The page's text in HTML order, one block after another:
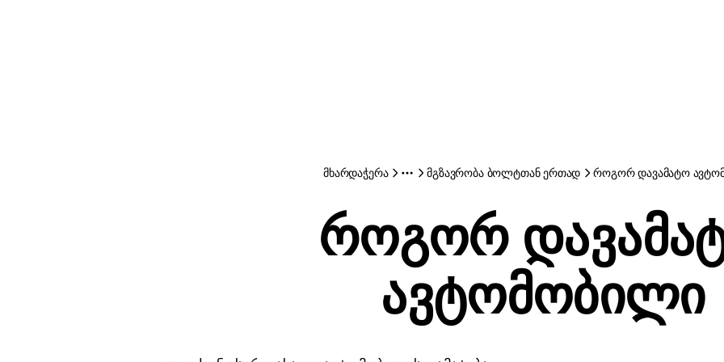
მხარდაჭერა მგზავრობა ბოლტთან ერთად როგორ დავამატო
როგორ
ავტომობილი